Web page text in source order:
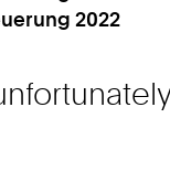
2022